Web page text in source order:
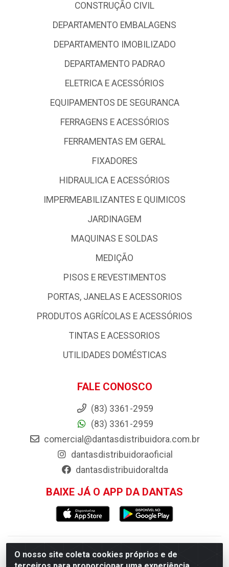
O nosso site coleta cookies próprios e de
CONSTRUÇÃO CIVIL
DEPARTAMENTO EMBALAGENS
DEPARTAMENTO IMOBILIZADO
DEPARTAMENTO PADRAO
ELETRICA E ACESSÓRIOS
EQUIPAMENTOS DE SEGURANCA
FERRAGENS E ACESSÓRIOS
FERRAMENTAS EM GERAL
FIXADORES
HIDRAULICA E ACESSÓRIOS
IMPERMEABILIZANTES E QUIMICOS
JARDINAGEM
MAQUINAS E SOLDAS
MEDIÇÃO
PISOS E REVESTIMENTOS
PORTAS, JANELAS E ACESSORIOS
PRODUTOS AGRÍCOLAS E ACESSÓRIOS
TINTAS E ACESSORIOS
UTILIDADES DOMÉSTICAS
FALE CONOSCO
(83) 3361-2959
(83) 3361-2959
comercial@dantasdistribuidora.com.br
dantasdistribuidoraoficial
dantasdistribuidoraltda
BAIXE JÁ O APP DA DANTAS
Dantas Distribuidora - Rua Sebastião Araújo, 404 -